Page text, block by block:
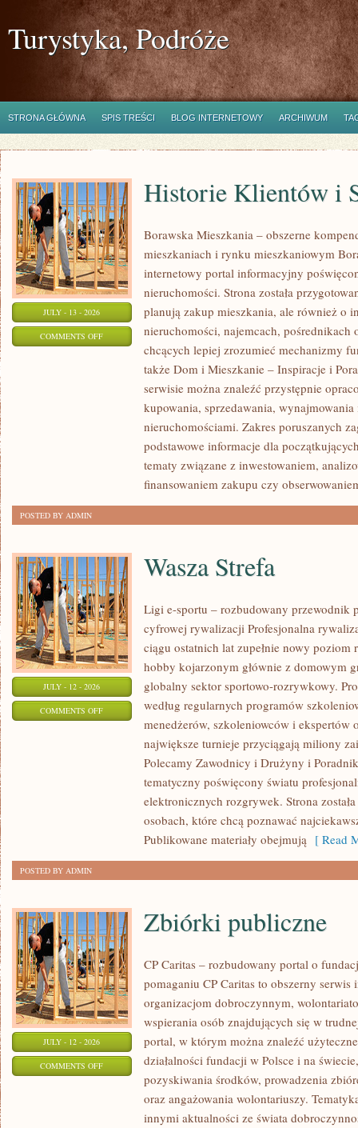
Turystyka, Podróże
STRONA GŁÓWNA SPIS TREŚCI BLOG INTERNETOWY ARCHIWUM
JULY - 13 - 2026
COMMENTS OFFON
Historie Klientów i
Borawska Mieszkania – obszerne
mieszkaniach i rynku mieszkaniowym
internetowy portal informacyjny
nieruchomości. Strona została
planują zakup mieszkania, ale również o
nieruchomości, najemcach,
chcących lepiej zrozumieć mechanizmy
także Dom i Mieszkanie – Inspiracje i
serwisie można znaleźć przystępnie
kupowania, sprzedawania, wynajmowania
nieruchomościami. Zakres poruszanych
podstawowe informacje dla
tematy związane z inwestowaniem,
finansowaniem zakupu czy
POSTED BY ADMIN
JULY - 12 - 2026
COMMENTS OFFON
Wasza Strefa
Ligi e-sportu – rozbudowany przewodnik
cyfrowej rywalizacji Profesjonalna
ciągu ostatnich lat zupełnie nowy poziom
hobby kojarzonym głównie z domowym
globalny sektor sportowo-rozrywkowy.
według regularnych programów
menedżerów, szkoleniowców i ekspertów
największe turnieje przyciągają miliony
Polecamy Zawodnicy i Drużyny i
tematyczny poświęcony światu
elektronicznych rozgrywek. Strona
osobach, które chcą poznawać
Publikowane materiały obejmują [ Read
POSTED BY ADMIN
JULY - 12 - 2026
COMMENTS OFFON
PUBLICZNE
Zbiórki publiczne
CP Caritas – rozbudowany portal o
pomaganiu CP Caritas to obszerny
organizacjom dobroczynnym,
wspierania osób znajdujących się w
portal, w którym można znaleźć
działalności fundacji w Polsce i na
pozyskiwania środków, prowadzenia
oraz angażowania wolontariuszy.
innymi aktualności ze świata